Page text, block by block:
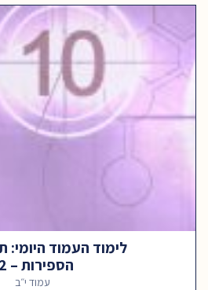
לימוד העמוד
הספירות – 12
עמוד י״ב